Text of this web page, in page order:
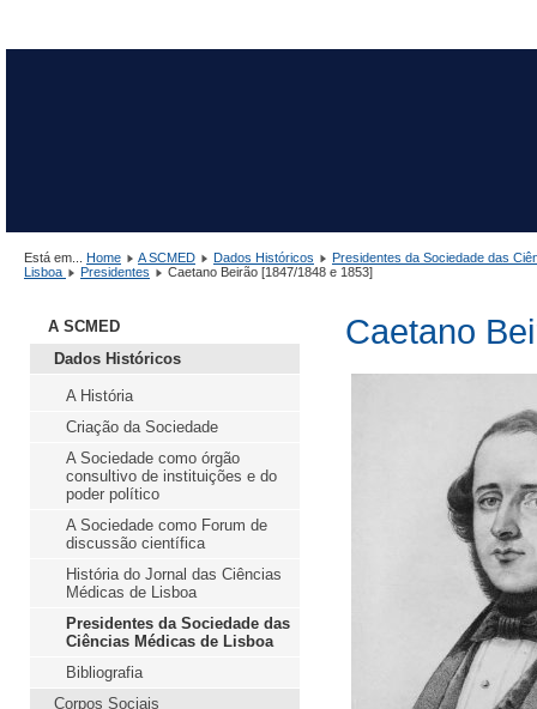
Está em... Home A SCMED Dados Históricos
Presidentes da Sociedade das
Lisboa
Presidentes Caetano Beirão [1847/1848 e 1853]
A SCMED
Dados Históricos
A História
Criação da Sociedade
A Sociedade como órgão
consultivo de instituições e do
poder político
A Sociedade como Forum de
discussão científica
História do Jornal das Ciências
Médicas de Lisboa
Presidentes da Sociedade das
Ciências Médicas de Lisboa
Bibliografia
Corpos Sociais
Caetano